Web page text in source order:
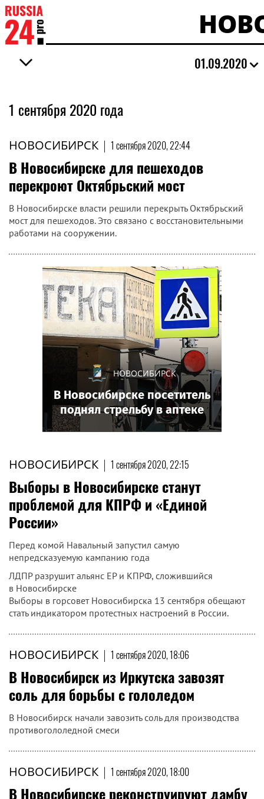
01.09.2020
1 сентября 2020 года
НОВОСИБИРСК | 1 сентября 2020, 22:44
В Новосибирске для пешеходов
перекроют Октябрьский мост
В Новосибирске власти решили перекрыть Октябрьский
мост для пешеходов. Это связано с восстановительными
работами на сооружении.
НОВОСИБИРСК | 1 сентября 2020, 22:15
Выборы в Новосибирске станут
проблемой для КПРФ и «Единой
России»
Перед комой Навальный запустил самую
непредсказуемую кампанию года
ЛДПР разрушит альянс ЕР и КПРФ, сложившийся
в Новосибирске
Выборы в горсовет Новосибирска 13 сентября обещают
стать индикатором протестных настроений в России.
НОВОСИБИРСК | 1 сентября 2020, 18:06
В Новосибирск из Иркутска завозят
соль для борьбы с гололедом
В Новосибирск начали завозить соль для производства
противогололедной смеси
НОВОСИБИРСК | 1 сентября 2020, 18:00
В Новосибирске реконструируют дамбу
НОВОСИБИРСК
В Новосибирске посетитель
поднял стрельбу в аптеке